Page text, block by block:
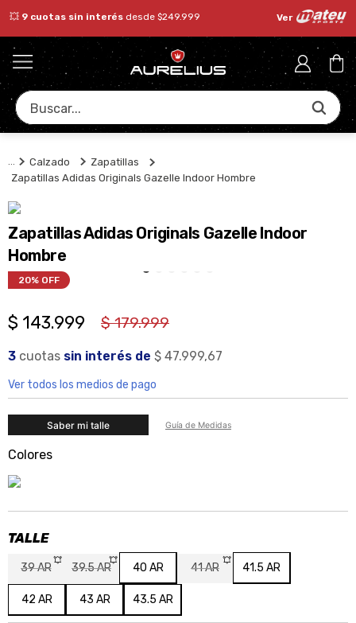
💥​ 9 cuotas sin interés desde $249.999 Ver
Buscar...
Calzado
Zapatillas
Zapatillas Adidas Originals Gazelle Indoor Hombre
Zapatillas Adidas Originals Gazelle Indoor
Hombre
20% OFF
$ 143.999 $ 179.999
3 cuotas sin interés de $ 47.999,67
Ver todos los medios de pago
Guía de Medidas
Saber mi talle
Colores
39 AR 39.5 AR 40 AR 41 AR 41.5 AR
42 AR 43 AR 43.5 AR